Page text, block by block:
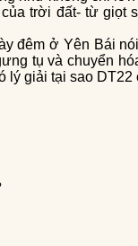
trời đất- từ
tụ và chuyển
lý giải tại sao